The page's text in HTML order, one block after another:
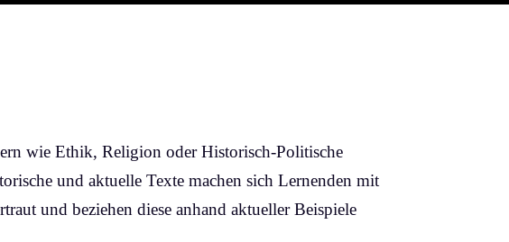
wie Ethik, Religion oder Historisch-Politische
und aktuelle Texte machen sich Lernenden mit
und beziehen diese anhand aktueller Beispiele